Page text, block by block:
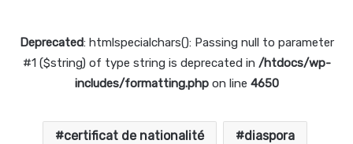
Deprecated: htmlspecialchars(): Passing null to parameter
#1 ($string) of type string is deprecated in /htdocs/wp-
includes/formatting.phpon line 4650
certificat de nationalité diaspora